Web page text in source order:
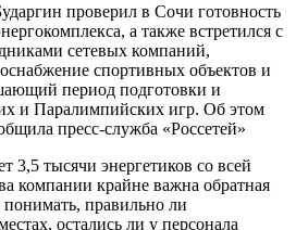
проверил в Сочи готовность
а также встретился с
сетевых компаний,
спортивных объектов и
период подготовки и
и Паралимпийских игр. Об этом
пресс-служба «Россетей»
3,5 тысячи энергетиков со всей
компании крайне важна обратная
понимать, правильно ли
остались ли у персонала